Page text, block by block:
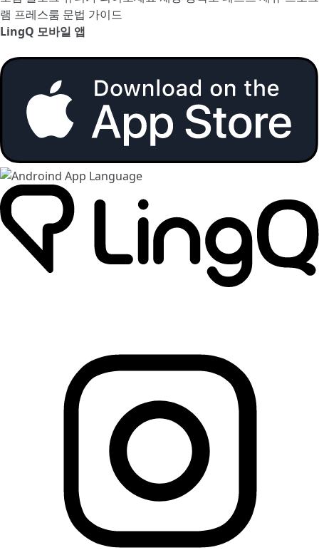
램 프레스룸 문법 가이드
LingQ 모바일 앱